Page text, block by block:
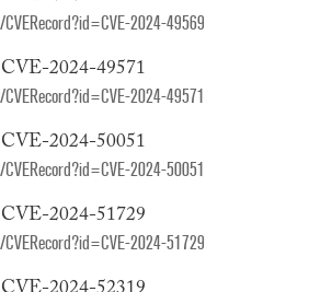
2024-49569
CVE-2024-49571
2024-49571
CVE-2024-50051
2024-50051
CVE-2024-51729
2024-51729